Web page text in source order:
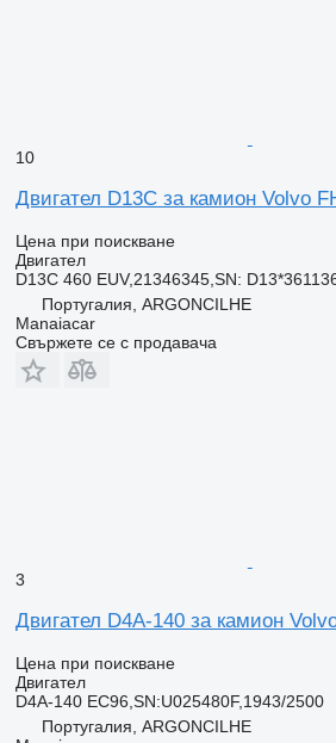
10
Двигател D13C за камион Volvo
Цена при поискване
Двигател
D13C 460 EUV,21346345,SN:
Португалия, ARGONCILHE
Manaiacar
Свържете се с продавача
3
Двигател D4A-140 за камион
Цена при поискване
Двигател
D4A-140 EC96,SN:U025480F,1943/2500
Португалия, ARGONCILHE